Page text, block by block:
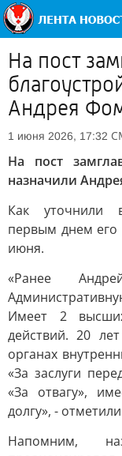
На пост
Андрея
1 июня 2026, 17:32
На пост
назначили
Как уточнили
первым днем его
июня.
«Ранее
Имеет 2
действий. 20
органах
«За заслуги
«За отвагу»,
долгу», -
Напомним,